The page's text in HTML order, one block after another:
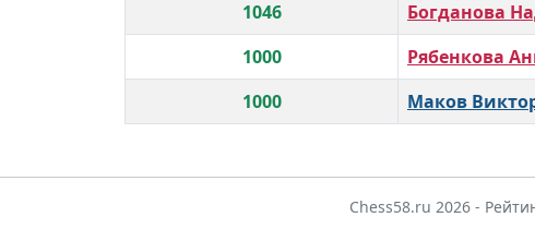
1046
Богданова
1000
Рябенкова
1000
Маков
Chess58.ru 2026 -